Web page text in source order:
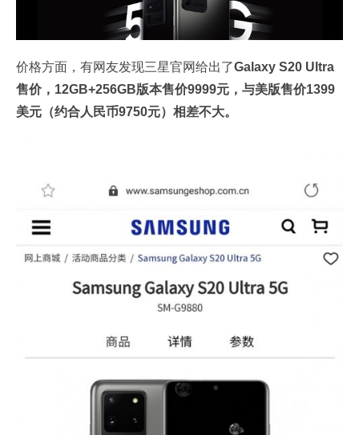
价格方面，有网友发现三星官网给出了Galaxy S20 Ultra
售价，12GB+256GB版本售价9999元，与美版售价1399
美元（约合人民币9750元）相差不大。